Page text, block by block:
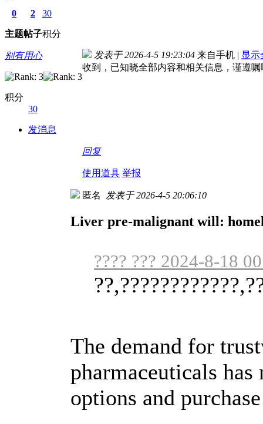
0
主题
2
帖子
30
积分
别有用心
积分
30
发消息
发表于 2026-4-5 19:23:04 来自手机 | 显示
收到，已知晓全部内容和相关信息，谨遵嘱
回复
使用道具 举报
匿名 发表于 2026-4-5 20:06:10
Liver pre-malignant will:
???? ??? 2024-8-18
The demand for
pharmaceuticals
options and